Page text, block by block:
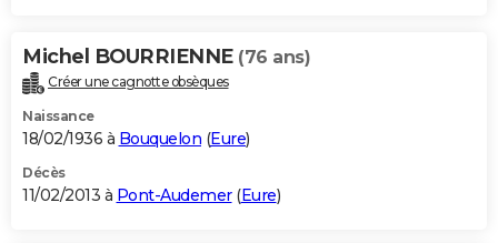
Michel BOURRIENNE (76 ans)
Créer une cagnotte obsèques
Naissance
18/02/1936 à Bouquelon (Eure)
Décès
11/02/2013 à Pont-Audemer(Eure)